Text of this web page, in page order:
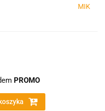
MIK
PROMO